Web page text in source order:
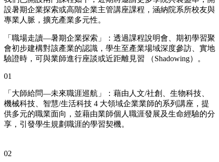
設暑期企業探索或高階企業主管講座課程，涵納院系所校友與
專業人脈，擴充產業多元性。
「職場走讀—暑期企業探索」：透過課程說明會、期初學習聚
會初步建構對該產業的認識，學生至產業場域深度參訪、實地
驗證時，可與業師進行座談或近距離見習 （Shadowing）。
01
「大師給問—未來職涯巡航」：藉由人文/社創、生物科技、
機械科技、智慧/生活科技 4 大領域企業業師的系列講座，提
供多元的職業面向，並藉由業師個人職涯發展及生命經驗的分
享，引發學生規劃職涯的學習契機。
02